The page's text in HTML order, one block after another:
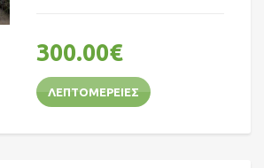
300.00€
ΛΕΠΤΟΜΈΡΕΙΕΣ